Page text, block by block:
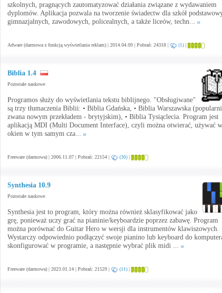
szkolnych, pragnących zautomatyzować działania związane z wydawaniem
dyplomów. Aplikacja pozwala na tworzenie świadectw dla szkół
gimnazjalnych, zawodowych, policealnych, a także liceów, techn...
Adware (darmowa z funkcją wyświetlania reklam) | 2014.04.09 | Pobrań: 24318 | (1) |
Biblia 1.4
Pozostałe naukowe
Programos służy do wyświetlania tekstu biblijnego. "Obsługiwane"
są trzy tłumaczenia Biblii: • Biblia Gdańska, • Biblia Warszawska
zwana nowym przekładem - brytyjskim), • Biblia Tysiąclecia. Program jest
aplikacją MDI (Multi Document Interface), czyli można otwierać, używać
okien w tym samym cza...
Freeware (darmowa) | 2006.11.07 | Pobrań: 22154 | (30) |
Synthesia 10.9
Pozostałe naukowe
Synthesia jest to program, który można również sklasyfikować jako
grę, ponieważ uczy grać na pianinie/keyboardzie poprzez zabawę. Program
można porównać do Guitar Hero w wersji dla instrumentów klawiszowych.
Wystarczy odpowiednio podłączyć swoje pianino lub keyboard do
skonfigurować w programie, a następnie wybrać plik midi ...
Freeware (darmowa) | 2023.01.14 | Pobrań: 21529 | (11) |